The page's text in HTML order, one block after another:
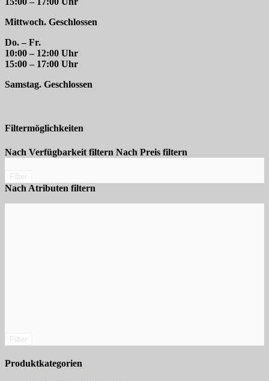
Mittwoch. Geschlossen
Do. – Fr.
10:00 – 12:00 Uhr
15:00 – 17:00 Uhr
Samstag. Geschlossen
Filtermöglichkeiten
Nach Verfügbarkeit filtern Nach Preis filtern
Nach Atributen filtern
Produktkategorien